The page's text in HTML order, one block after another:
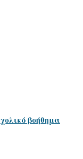
βοήθημα